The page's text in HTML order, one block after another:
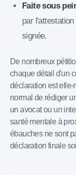
Faite sous
par
signée.
De nombreux
chaque détail d'un
déclaration est elle-
normal de rédiger
un avocat ou un
santé mentale à
ébauches ne sont
déclaration finale